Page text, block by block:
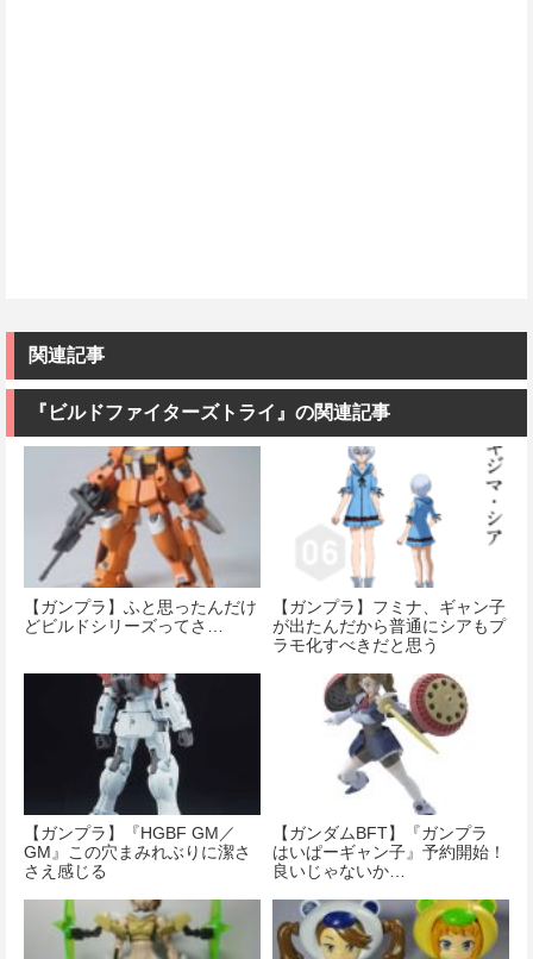
関連記事
『ビルドファイターズトライ』の関連記事
【ガンプラ】ふと思ったんだけ
どビルドシリーズってさ…
【ガンプラ】フミナ、ギャン子
が出たんだから普通にシアもプ
ラモ化すべきだと思う
【ガンプラ】『HGBF GM／
GM』この穴まみれぶりに潔さ
さえ感じる
【ガンダムBFT】『ガンプラ
はいぱーギャン子』予約開始！
良いじゃないか…